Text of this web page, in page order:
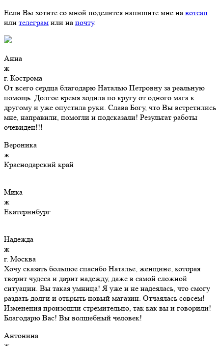
Если Вы хотите со мной поделится напишите мне на вотсап
или телеграм или на почту.
Анна
ж
г. Кострома
От всего сердца благодарю Наталью Петровну за реальную
помощь. Долгое время ходила по кругу от одного мага к
другому и уже опустила руки. Слава Богу, что Вы встретились
мне, направили, помогли и подсказали! Результат работы
очевиден!!!
Вероника
ж
Краснодарский край
Мика
ж
Екатеринбург
Надежда
ж
г. Москва
Хочу сказать большое спасибо Наталье, женщине, которая
творит чудеса и дарит надежду, даже в самой сложной
ситуации. Вы такая умница! Я уже и не надеялась, что смогу
раздать долги и открыть новый магазин. Отчаялась совсем!
Изменения произошли стремительно, так как вы и говорили!
Благодарю Вас! Вы волшебный человек!
Антонина